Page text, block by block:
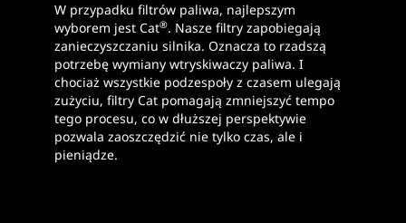
W przypadku filtrów paliwa, najlepszym
wyborem jest Cat®. Nasze filtry zapobiegają
zanieczyszczaniu silnika. Oznacza to rzadszą
potrzebę wymiany wtryskiwaczy paliwa. I
chociaż wszystkie podzespoły z czasem ulegają
zużyciu, filtry Cat pomagają zmniejszyć tempo
tego procesu, co w dłuższej perspektywie
pozwala zaoszczędzić nie tylko czas, ale i
pieniądze.